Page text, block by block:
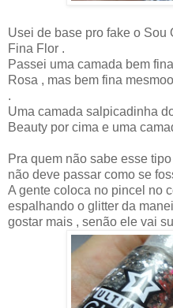
Usei de base pro fake o Sou
Fina Flor .
Passei uma camada bem
Rosa , mas bem fina
.
Uma camada salpicadinha
Beauty por cima e uma
Pra quem não sabe esse
não deve passar como se
A gente coloca no pincel no
espalhando o glitter da
gostar mais , senão ele vai